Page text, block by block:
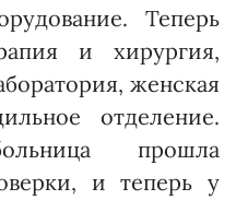
Теперь
и хирургия,
женская
отделение.
прошла
и теперь у